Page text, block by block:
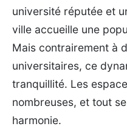
université réputée et
ville accueille une
Mais contrairement à
universitaires, ce
tranquillité. Les
nombreuses, et tout
harmonie.